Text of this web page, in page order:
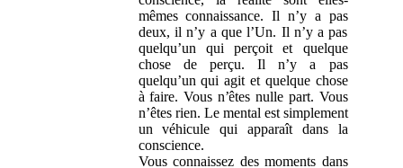
mêmes connaissance. Il n’y a pas
deux, il n’y a que l’Un. Il n’y a pas
quelqu’un qui perçoit et quelque
chose de perçu. Il n’y a pas
quelqu’un qui agit et quelque chose
à faire. Vous n’êtes nulle part. Vous
n’êtes rien. Le mental est simplement
un véhicule qui apparaît dans la
conscience.
Vous connaissez des moments dans